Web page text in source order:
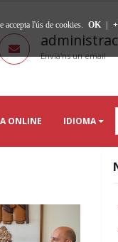
Envia'ns un email
ONLINE IDIOMA
accepta l'ús de cookies. OK